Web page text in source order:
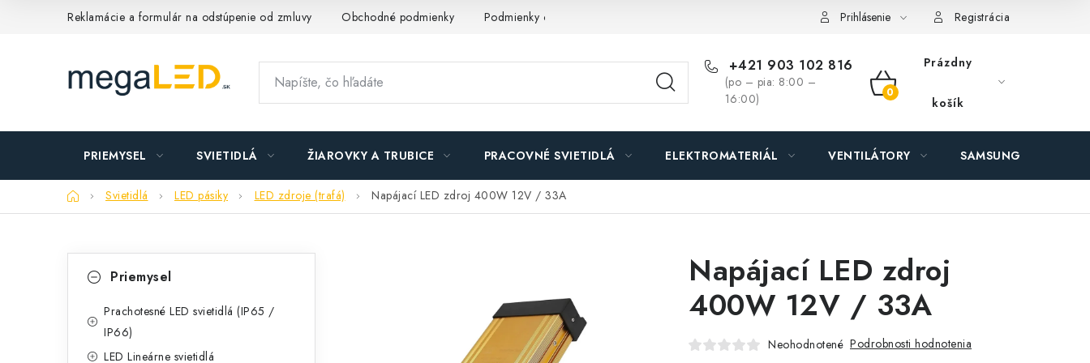
Reklamácie a formulár na odstúpenie od zmluvy Obchodné podmienky Podmienky ochrany osobných údajov O nás - MEGALED & JANTON Zákamenné Zľavy pre profíkov
Prihlásenie Registrácia
+421 903 102 816
(po – pia: 8:00 –
16:00)
NÁKUPNÝ
KOŠÍK
Prázdny
košík
PRIEMYSEL SVIETIDLÁ ŽIAROVKY A TRUBICE PRACOVNÉ SVIETIDLÁ ELEKTROMATERIÁL VENTILÁTORY SAMSUNG SVIETIDLÁ
DomovSvietidlá LED pásiky LED zdroje (trafá) Napájací LED zdroj 400W 12V / 33A
kategóriePriemysel
Prachotesné LED svietidlá (IP65 /
IP66)
LED Lineárne svietidlá
Napájací LED zdroj
400W 12V / 33A
Neohodnotené Podrobnosti hodnotenia